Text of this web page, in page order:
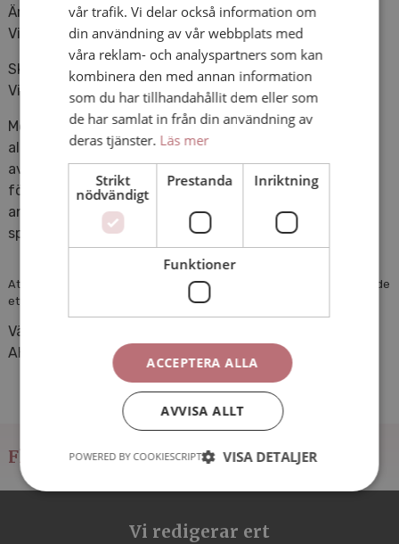
Är trovärdighet och äkthet en viktig faktor för filmen?
Vid JA –
filmad filmkan vara en rekommendation
Ska filmen vara personlig och väcka känslor?
Vid JA –
filmad film kan vara en rekommendation
Med det sagt behöver du inte alltid välja ett av
alternativen. I de flesta produktioner vi gör har vi inslag
av både filmat och animerat, intervjuer och människor
för fördjupning, trovärdighet och storytelling, med
animation som ett pedagogiskt komplement eller den
specialeffekt din film behöver för att få det ”lilla extra”.
Att kombinera filmat med animerad grafik och illustration kan vara både
ett kul visuellt grepp och ett pedagogiskt sätt att berätta.
Välkommen att bolla ditt nästa filmprojekt med oss på
AHA Produktion.
Fler nyheter
Vi redigerar ert
vår trafik. Vi delar också information om
din användning av vår webbplats med
våra reklam- och analyspartners som kan
kombinera den med annan information
som du har tillhandahållit dem eller som
de har samlat in från din användning av
deras tjänster. Läs mer
Strikt
nödvändigt
Prestanda Inriktning
Funktioner
ACCEPTERA ALLA
AVVISA ALLT
VISA DETALJER
POWERED BY COOKIESCRIPT